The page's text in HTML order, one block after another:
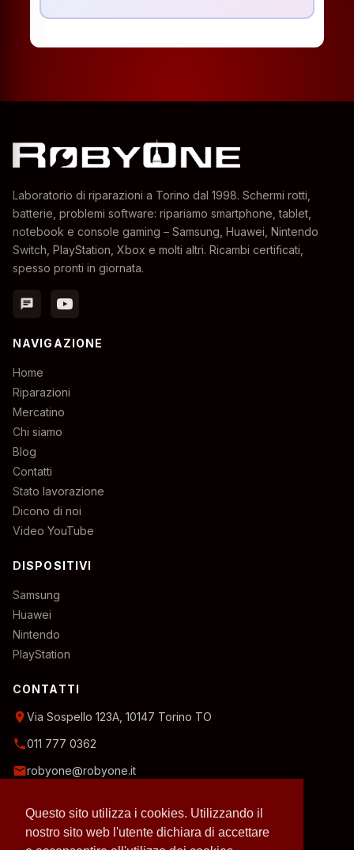
Questo sito utilizza i cookies. Utilizzando il
nostro sito web l'utente dichiara di accettare
Laboratorio di riparazioni a Torino dal 1998. Schermi rotti,
batterie, problemi software: ripariamo smartphone, tablet,
notebook e console gaming – Samsung, Huawei, Nintendo
Switch, PlayStation, Xbox e molti altri. Ricambi certificati,
spesso pronti in giornata.
chat
NAVIGAZIONE
Home
Riparazioni
Mercatino
Chi siamo
Blog
Contatti
Stato lavorazione
Dicono di noi
Video YouTube
DISPOSITIVI
Samsung
Huawei
Nintendo
PlayStation
CONTATTI
location_onVia Sospello 123A, 10147 Torino TO
phone011 777 0362
emailrobyone@robyone.it
Mar, Gio, Sab: 10:00–12:30Domenica: chiuso